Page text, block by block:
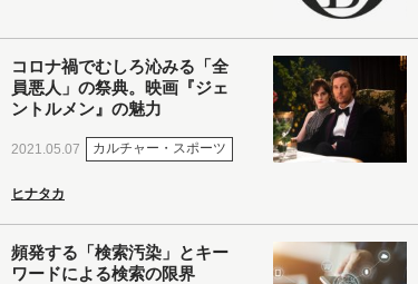
コロナ禍でむしろ沁みる「全
員悪人」の祭典。映画『ジェ
ントルメン』の魅力
2021.05.07 カルチャー・スポーツ
ヒナタカ
頻発する「検索汚染」とキー
ワードによる検索の限界